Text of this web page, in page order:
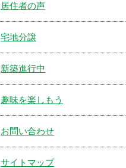
居住者の声
宅地分譲
新築進行中
趣味を楽しもう
お問い合わせ
サイトマップ